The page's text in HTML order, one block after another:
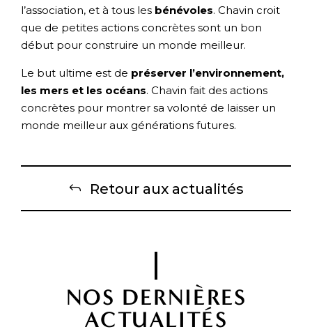
l’association, et à tous les bénévoles. Chavin croit
que de petites actions concrètes sont un bon
début pour construire un monde meilleur.
Le but ultime est de préserver l’environnement,
les mers et les océans. Chavin fait des actions
concrètes pour montrer sa volonté de laisser un
monde meilleur aux générations futures.
Retour aux actualités
NOS DERNIÈRES
ACTUALITÉS